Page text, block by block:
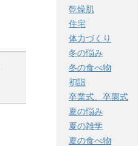
乾燥肌
住宅
体力づくり
冬の悩み
冬の食べ物
初詣
卒業式、卒園式
夏の悩み
夏の雑学
夏の食べ物